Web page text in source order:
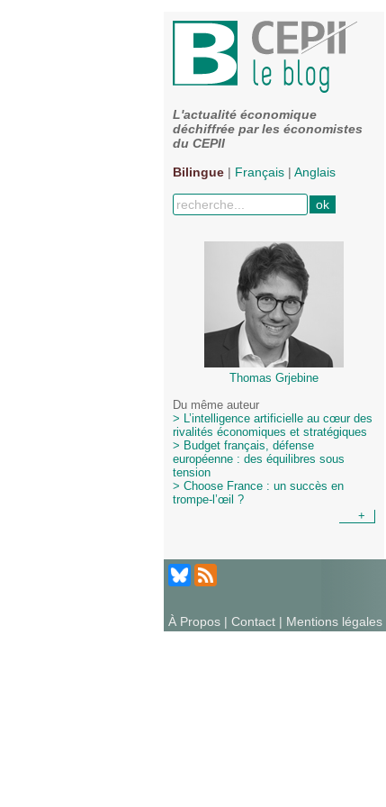
L'actualité économique
déchiffrée par les économistes
du CEPII
Bilingue | Français | Anglais
Thomas Grjebine
Du même auteur
> L’intelligence artificielle au cœur des
rivalités économiques et stratégiques
> Budget français, défense
européenne : des équilibres sous
tension
> Choose France : un succès en
trompe-l’œil ?
+
À Propos | Contact | Mentions légales